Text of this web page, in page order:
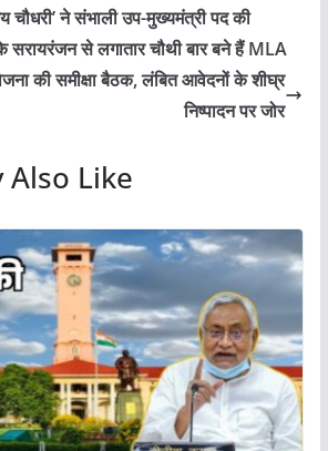
चौधरी’ ने संभाली उप-मुख्यमंत्री पद की
सरायरंजन से लगातार चौथी बार बने हैं MLA
की समीक्षा बैठक, लंबित आवेदनों के शीघ्र
निष्पादन पर जोर
Also Like